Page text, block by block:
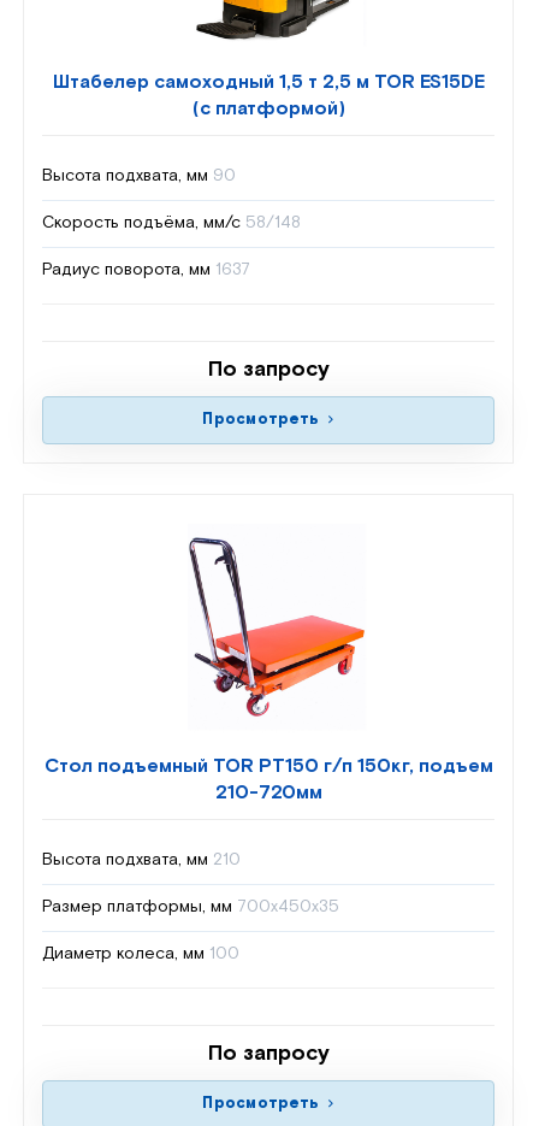
Штабелер самоходный 1,5 т 2,5 м TOR ES15DE
(с платформой)
Высота подхвата, мм 90
Скорость подъёма, мм/с 58/148
Радиус поворота, мм 1637
По запросу
Просмотреть
Стол подъемный TOR PT150 г/п 150кг, подъем
210-720мм
Высота подхвата, мм 210
Размер платформы, мм 700х450х35
Диаметр колеса, мм 100
По запросу
Просмотреть